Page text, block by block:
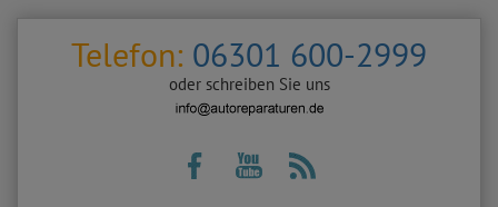
Telefon: 06301 600-2999
oder schreiben Sie uns